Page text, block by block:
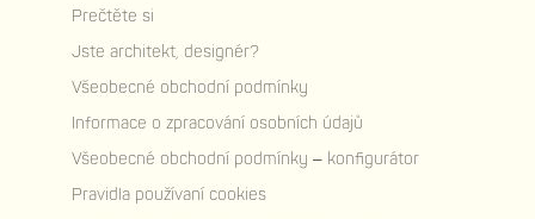
Prečtěte si
Jste architekt, designér?
Všeobecné obchodní podmínky
Informace o zpracování osobních údajů
Všeobecné obchodní podmínky – konfigurátor
Pravidla používaní cookies